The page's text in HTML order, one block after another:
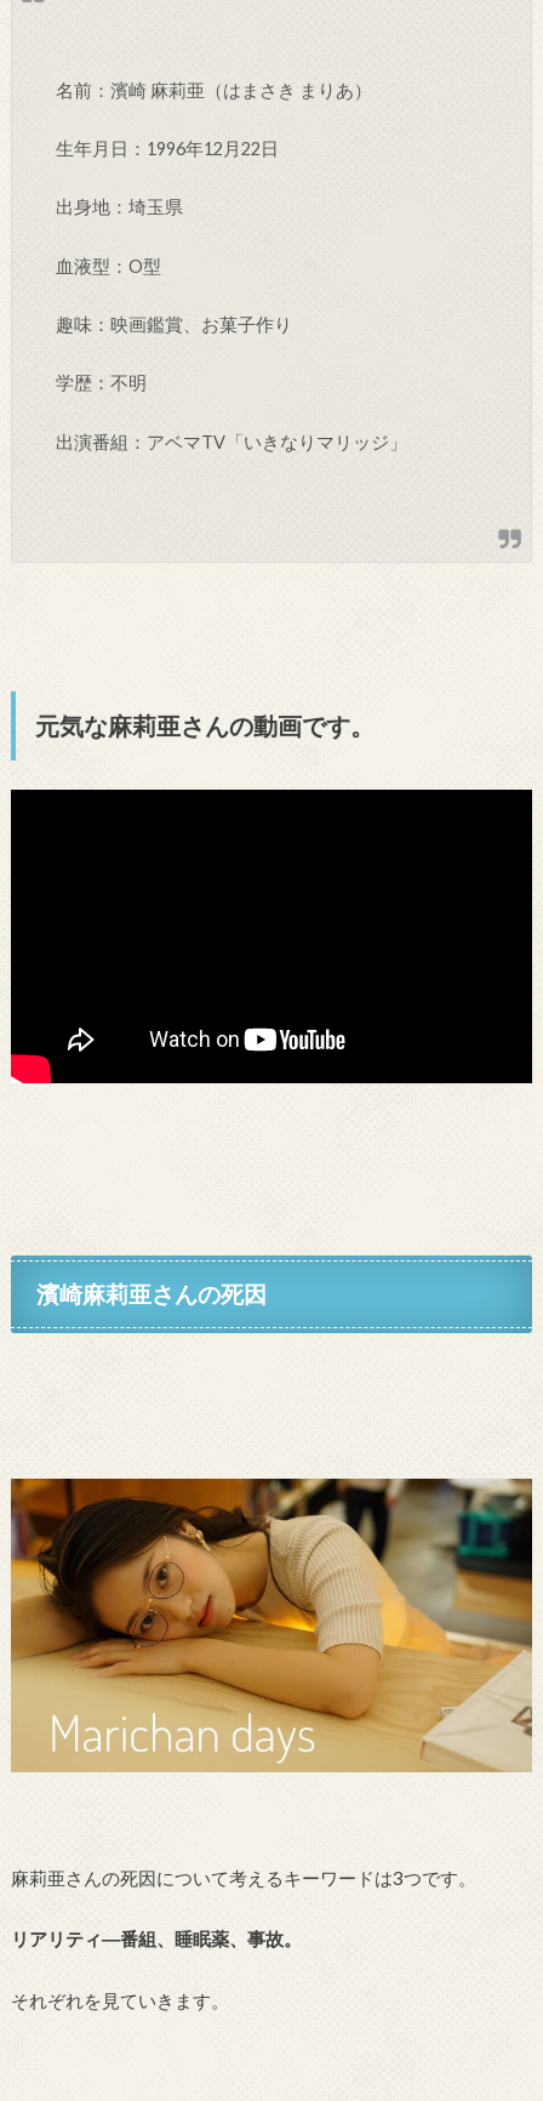
名前：濱崎 麻莉亜（はまさき まりあ）
生年月日：1996年12月22日
出身地：埼玉県
血液型：O型
趣味：映画鑑賞、お菓子作り
学歴：不明
出演番組：アベマTV「いきなりマリッジ」
元気な麻莉亜さんの動画です。
濱崎麻莉亜さんの死因
麻莉亜さんの死因について考えるキーワードは3つです。
リアリティ―番組、睡眠薬、事故。
それぞれを見ていきます。